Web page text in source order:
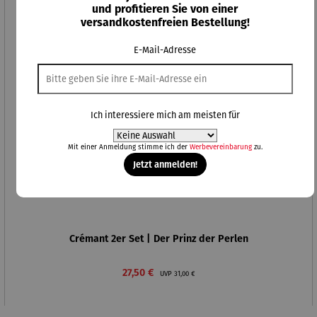
Crémant 2er Set | Der Prinz der Perlen
Verkaufspreis:
27,50 € UVP Regulärer Preis:
31,00 €
und profitieren Sie von einer
versandkostenfreien Bestellung!
E-Mail-Adresse
Ich interessiere mich am meisten für
Mit einer Anmeldung stimme ich der Werbevereinbarungzu.
Jetzt anmelden!